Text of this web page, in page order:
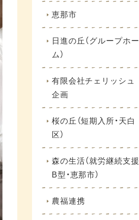
恵那市
日進の丘（グループホー
ム）
有限会社チェリッシュ
企画
桜の丘（短期入所・天白
区）
森の生活（就労継続支援
B型・恵那市）
農福連携